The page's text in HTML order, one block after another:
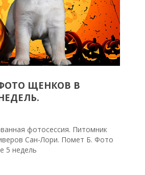
ЩЕНКОВ В
фотосессия. Питомник
Сан-Лори. Помет Б. Фото
5 недель